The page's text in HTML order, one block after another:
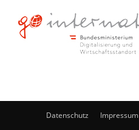
Datenschutz Impressum